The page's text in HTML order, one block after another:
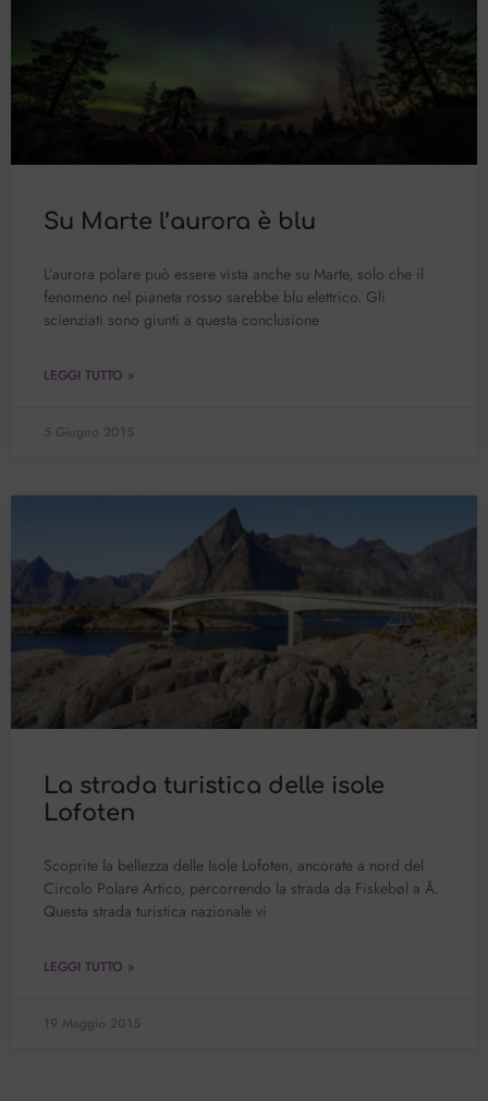
Su Marte l’aurora è blu
L’aurora polare può essere vista anche su Marte, solo che il
fenomeno nel pianeta rosso sarebbe blu elettrico. Gli
scienziati sono giunti a questa conclusione
LEGGI TUTTO »
5 Giugno 2015
La strada turistica delle isole
Lofoten
Scoprite la bellezza delle Isole Lofoten, ancorate a nord del
Circolo Polare Artico, percorrendo la strada da Fiskebøl a Å.
Questa strada turistica nazionale vi
LEGGI TUTTO »
19 Maggio 2015